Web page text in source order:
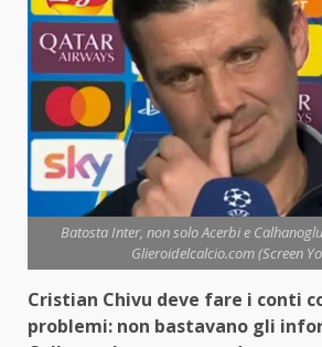
Batosta Inter, non solo Acerbi e
Glieroidelcalcio.com (Screen
Cristian Chivu deve fare i conti
problemi: non bastavano gli